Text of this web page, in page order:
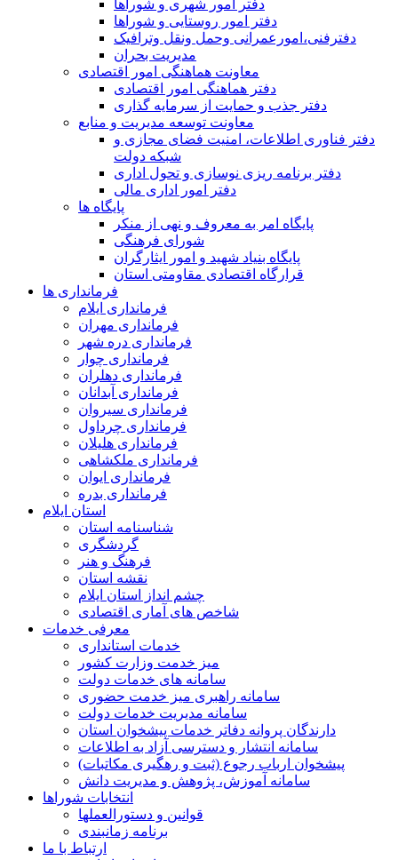
دفتر امور شهری و شوراها
دفتر امور روستایی و شوراها
دفترفنی،امورعمرانی وحمل ونقل وترافيک
مدیریت بحران
معاونت هماهنگی امور اقتصادی
دفتر هماهنگی امور اقتصادی
دفتر جذب و حمایت از سرمایه گذاری
معاونت توسعه مدیریت و منابع
دفتر فناوری اطلاعات، امنیت فضای مجازی و
شبکه دولت
دفتر برنامه ریزی نوسازی و تحول اداری
دفتر امور اداری مالی
پایگاه ها
پایگاه امر به معروف و نهی از منکر
شورای فرهنگی
پایگاه بنیاد شهید و امور ایثارگران
قرارگاه اقتصادی مقاومتی استان
فرمانداری ها
فرمانداری ایلام
فرمانداری مهران
فرمانداری دره شهر
فرمانداری چوار
فرمانداری دهلران
فرمانداری آبدانان
فرمانداری سیروان
فرمانداری چرداول
فرمانداری هلیلان
فرمانداری ملکشاهی
فرمانداری ایوان
فرمانداری بدره
استان ایلام
شناسنامه استان
گردشگری
فرهنگ و هنر
نقشه استان
چشم انداز استان ایلام
شاخص های آماری اقتصادی
معرفی خدمات
خدمات استانداری
میز خدمت وزارت کشور
سامانه های خدمات دولت
سامانه راهبری میز خدمت حضوری
سامانه مدیریت خدمات دولت
دارندگان پروانه دفاتر خدمات پیشخوان استان
سامانه انتشار و دسترسی آزاد به اطلاعات
پیشخوان ارباب رجوع (ثبت و رهگیری مکاتبات)
سامانه آموزش، پژوهش و مدیریت دانش
انتخابات شوراها
قوانین و دستورالعملها
برنامه زمانبندی
ارتباط با ما